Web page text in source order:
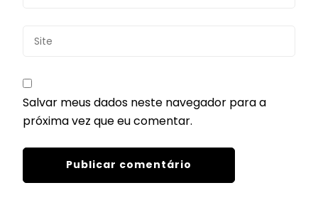
Salvar meus dados neste navegador para a
próxima vez que eu comentar.